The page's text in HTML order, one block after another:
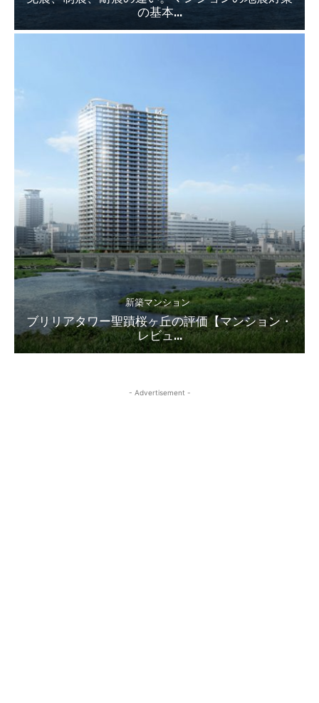
の基本...
新築マンション
ブリリアタワー聖蹟桜ヶ丘の評価【マンション・
レビュ...
- Advertisement -